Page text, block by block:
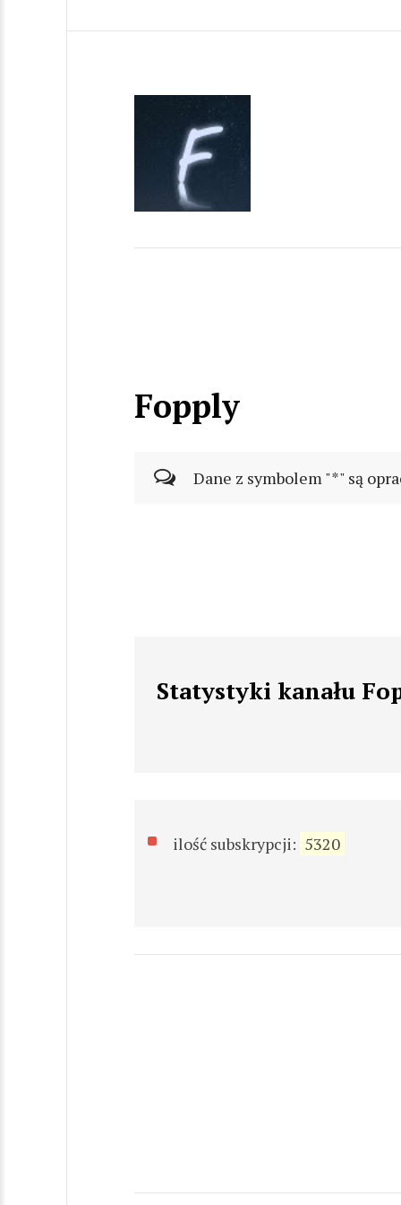
Fopply
Dane z symbolem "*" są
Statystyki kanału
ilość subskrypcji: 5320